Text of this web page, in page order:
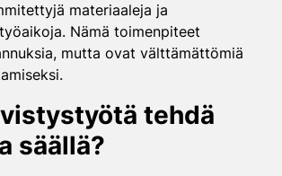
materiaaleja ja
Nämä toimenpiteet
mutta ovat välttämättömiä
tehdä
säällä?